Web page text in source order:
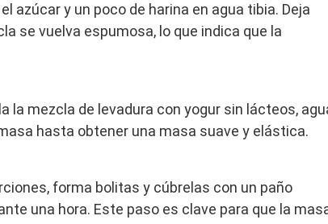
azúcar y un poco de harina en agua tibia. Deja
se vuelva espumosa, lo que indica que la
la mezcla de levadura con yogur sin lácteos,
hasta obtener una masa suave y elástica.
forma bolitas y cúbrelas con un paño
una hora. Este paso es clave para que la